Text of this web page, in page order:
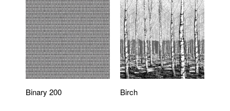
Binary 200 Birch